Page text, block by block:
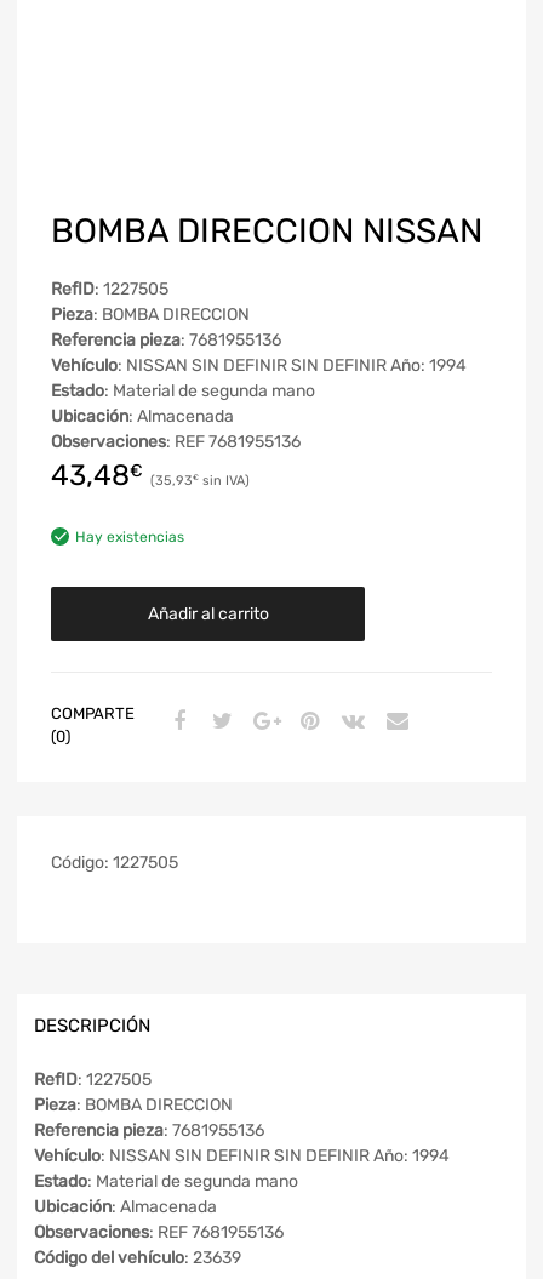
BOMBA DIRECCION NISSAN
RefID: 1227505
Pieza: BOMBA DIRECCION
Referencia pieza: 7681955136
Vehículo: NISSAN SIN DEFINIR SIN DEFINIR Año: 1994
Estado: Material de segunda mano
Ubicación: Almacenada
Observaciones: REF 7681955136
43,48€ 35,93€
Hay existencias
Añadir al carrito
COMPARTE
(0)
Código: 1227505
DESCRIPCIÓN
RefID: 1227505
Pieza: BOMBA DIRECCION
Referencia pieza: 7681955136
Vehículo: NISSAN SIN DEFINIR SIN DEFINIR Año: 1994
Estado: Material de segunda mano
Ubicación: Almacenada
Observaciones: REF 7681955136
Código del vehículo: 23639